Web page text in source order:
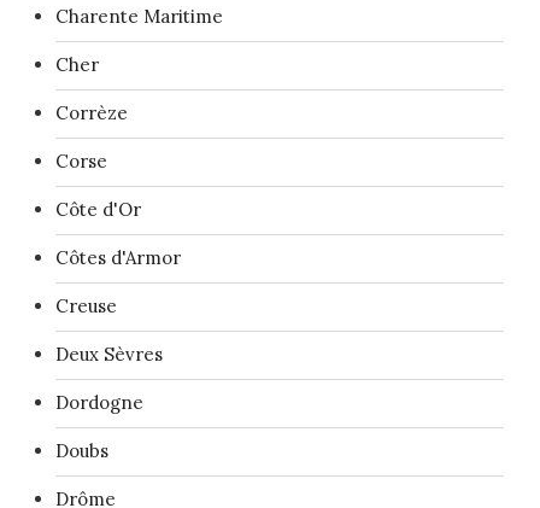
Charente Maritime
Cher
Corrèze
Corse
Côte d'Or
Côtes d'Armor
Creuse
Deux Sèvres
Dordogne
Doubs
Drôme